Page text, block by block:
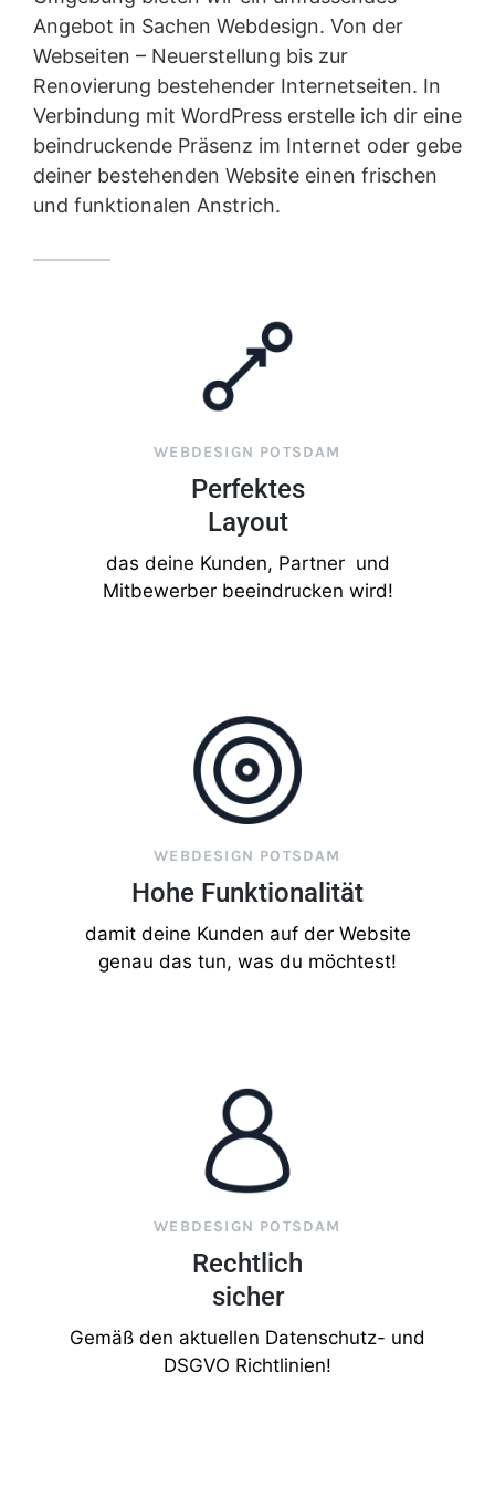
Angebot in Sachen Webdesign. Von der
Webseiten – Neuerstellung bis zur
Renovierung bestehender Internetseiten. In
Verbindung mit WordPress erstelle ich dir eine
beindruckende Präsenz im Internet oder gebe
deiner bestehenden Website einen frischen
und funktionalen Anstrich.
WEBDESIGN POTSDAM
Perfektes
Layout
das deine Kunden, Partner und
Mitbewerber beeindrucken wird!
WEBDESIGN POTSDAM
Hohe Funktionalität
damit deine Kunden auf der Website
genau das tun, was du möchtest!
WEBDESIGN POTSDAM
Rechtlich
sicher
Gemäß den aktuellen Datenschutz- und
DSGVO Richtlinien!